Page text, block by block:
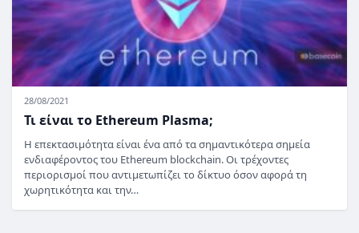
28/08/2021
Τι είναι το Ethereum Plasma;
Η επεκτασιμότητα είναι ένα από τα σημαντικότερα σημεία
ενδιαφέροντος του Ethereum blockchain. Οι τρέχοντες
περιορισμοί που αντιμετωπίζει το δίκτυο όσον αφορά τη
χωρητικότητα και την…